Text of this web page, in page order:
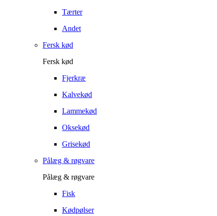
Tærter
Andet
Fersk kød
Fersk kød
Fjerkræ
Kalvekød
Lammekød
Oksekød
Grisekød
Pålæg & røgvare
Pålæg & røgvare
Fisk
Kødpølser